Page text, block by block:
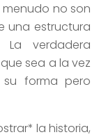
no son
una estructura
verdadera
sea a la vez
su forma pero
la historia,